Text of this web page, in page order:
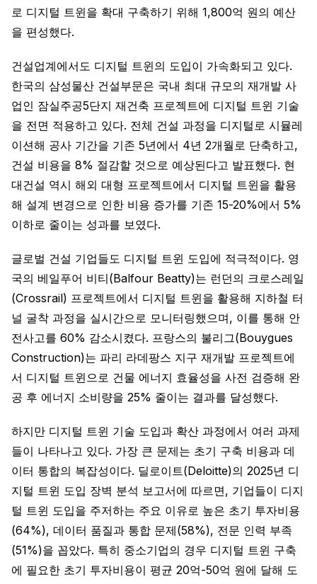
로 디지털 트윈을 확대 구축하기 위해 1,800억 원의 예산
을 편성했다.
건설업계에서도 디지털 트윈의 도입이 가속화되고 있다.
한국의 삼성물산 건설부문은 국내 최대 규모의 재개발 사
업인 잠실주공5단지 재건축 프로젝트에 디지털 트윈 기술
을 전면 적용하고 있다. 전체 건설 과정을 디지털로 시뮬레
이션해 공사 기간을 기존 5년에서 4년 2개월로 단축하고,
건설 비용을 8% 절감할 것으로 예상된다고 발표했다. 현
대건설 역시 해외 대형 프로젝트에서 디지털 트윈을 활용
해 설계 변경으로 인한 비용 증가를 기존 15-20%에서 5%
이하로 줄이는 성과를 보였다.
글로벌 건설 기업들도 디지털 트윈 도입에 적극적이다. 영
국의 베일푸어 비티(Balfour Beatty)는 런던의 크로스레일
(Crossrail) 프로젝트에서 디지털 트윈을 활용해 지하철 터
널 굴착 과정을 실시간으로 모니터링했으며, 이를 통해 안
전사고를 60% 감소시켰다. 프랑스의 불리그(Bouygues
Construction)는 파리 라데팡스 지구 재개발 프로젝트에
서 디지털 트윈으로 건물 에너지 효율성을 사전 검증해 완
공 후 에너지 소비량을 25% 줄이는 결과를 달성했다.
하지만 디지털 트윈 기술 도입과 확산 과정에서 여러 과제
들이 나타나고 있다. 가장 큰 문제는 초기 구축 비용과 데
이터 통합의 복잡성이다. 딜로이트(Deloitte)의 2025년 디
지털 트윈 도입 장벽 분석 보고서에 따르면, 기업들이 디지
털 트윈 도입을 주저하는 주요 이유로 높은 초기 투자비용
(64%), 데이터 품질과 통합 문제(58%), 전문 인력 부족
(51%)을 꼽았다. 특히 중소기업의 경우 디지털 트윈 구축
에 필요한 초기 투자비용이 평균 20억-50억 원에 달해 도